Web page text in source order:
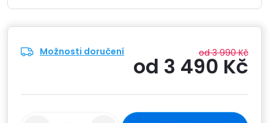
Možnosti doručení od 3 990 Kč
od 3 490 Kč